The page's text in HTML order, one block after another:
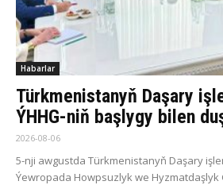
Habarlar
Türkmenistanyň Daşary
ÝHHG-niň başlygy bilen
2026-08-06
5-nji awgustda Türkmenistanyň Daşary
Ýewropada Howpsuzlyk we